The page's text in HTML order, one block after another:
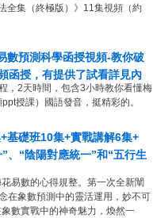
全集（終極版）》11集視頻（約
數預測科學函授視頻-教你破
函授，有提供了試看詳見內
，2天時間，包含3小時教你看懂梅
授課）國語發音，挺精彩的。
基礎班10集+實戰講解6集+
、“陰陽對應統一”和“五行生
易數的心得規整。第一次全新闡
在象數預測中的靈活運用，妙不可
象數實戰中的神奇魅力，煥然一